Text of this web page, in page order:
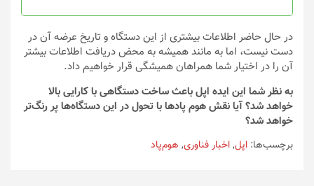
محصول
انتخاب
شوند
در حال حاضر اطلاعات بیشتری از این دستگاه و تاریخ عرضه آن در
دست نیست، اما به مانند همیشه به محض دریافت اطلاعات بیشتر
آن را در اختیار شما همراهان همیشگی قرار خواهیم داد.
به نظر شما این ایده اپل باعث ساخت دستگاهی با کارایی بالا
خواهد شد؟ آیا نقش هوم پادها با تحول در این دستگاه‌ها پر رنگ‌تر
خواهد شد؟
برچسب‌ها: اپل,اخبار فناوری, هوم‌پاد